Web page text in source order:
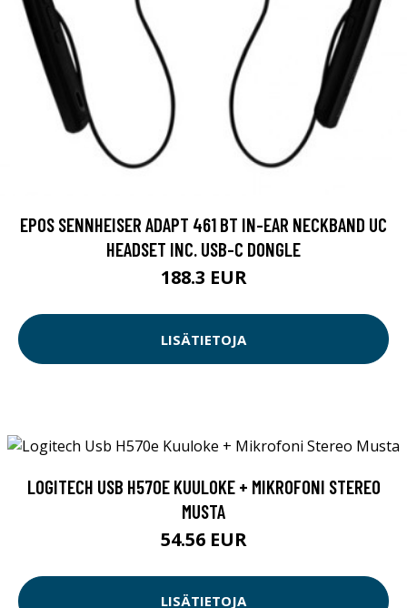
EPOS SENNHEISER ADAPT 461 BT IN-EAR NECKBAND UC
HEADSET INC. USB-C DONGLE
188.3 EUR
LISÄTIETOJA
LOGITECH USB H570E KUULOKE + MIKROFONI STEREO
MUSTA
54.56 EUR
LISÄTIETOJA